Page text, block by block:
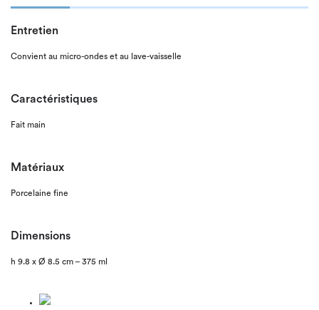
Entretien
Convient au micro-ondes et au lave-vaisselle
Caractéristiques
Fait main
Matériaux
Porcelaine fine
Dimensions
h 9.8 x Ø 8.5 cm – 375 ml